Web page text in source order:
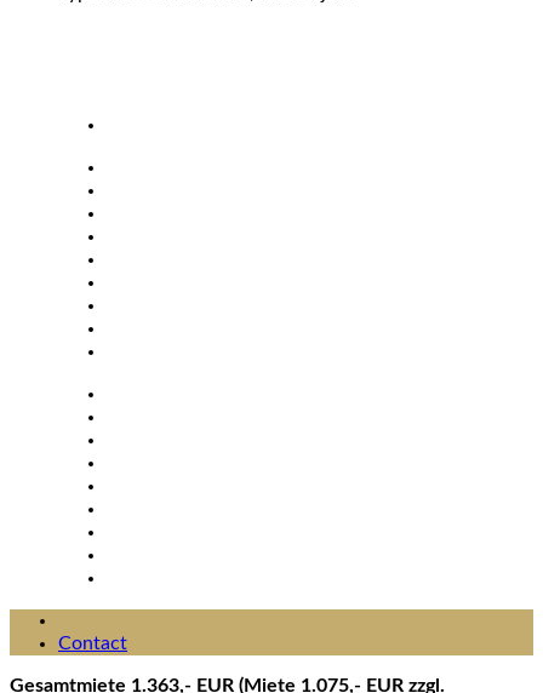
Contact
Gesamtmiete 1.363,- EUR (Miete 1.075,- EUR zzgl.